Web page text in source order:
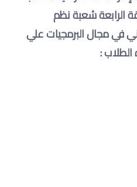
شعبة نظم
في مجال البرمجيات علي
: